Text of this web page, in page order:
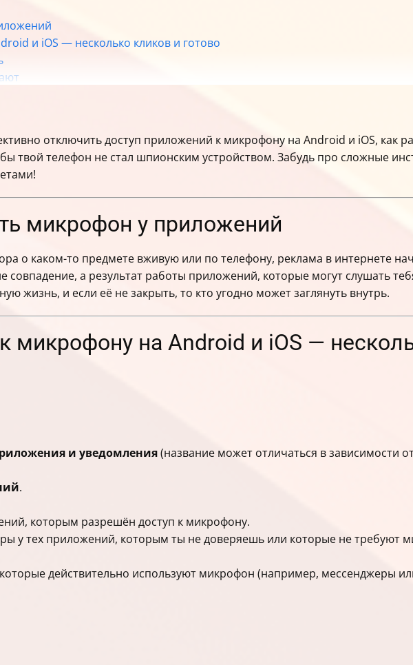
и iOS — несколько кликов и готово
звонков и SMS
способом
рисковотключить доступ приложений к микрофону на Android и iOS, как
твой телефон не стал шпионским устройством. Забудь про сложные
микрофон у приложений
о каком-то предмете вживую или по телефону, реклама в интернете
совпадение, а результат работы приложений, которые могут слушать
жизнь, и если её не закрыть, то кто угодно может заглянуть внутрь.
микрофону на Android и iOS —
и уведомления(название может отличаться в зависимости
.
которым разрешён доступ к микрофону.
у тех приложений, которым ты не доверяешь или которые не требуют
действительно используют микрофон (например, мессенджеры